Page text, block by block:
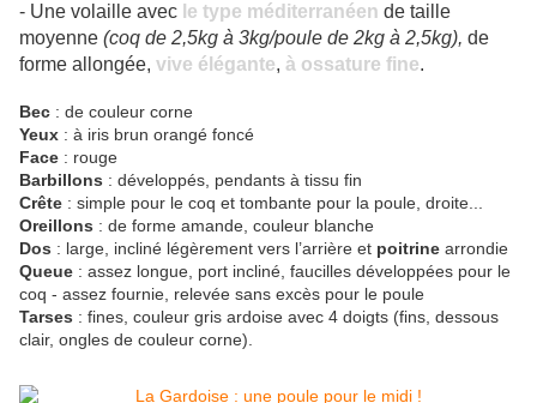
- Une volaille avec le type méditerranéen de taille
moyenne (coq de 2,5kg à 3kg/poule de 2kg à 2,5kg), de
forme allongée, vive élégante, à ossature fine.
Bec : de couleur corne
Yeux : à iris brun orangé foncé
Face : rouge
Barbillons : développés, pendants à tissu fin
Crête : simple pour le coq et tombante pour la poule, droite...
Oreillons : de forme amande, couleur blanche
Dos : large, incliné légèrement vers l’arrière et poitrine arrondie
Queue : assez longue, port incliné, faucilles développées pour le
coq - assez fournie, relevée sans excès pour le poule
Tarses : fines, couleur gris ardoise avec 4 doigts (fins, dessous
clair, ongles de couleur corne).